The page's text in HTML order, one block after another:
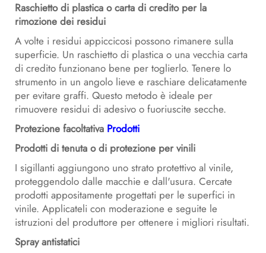
Raschietto di plastica o carta di credito per la
rimozione dei residui
A volte i residui appiccicosi possono rimanere sulla
superficie. Un raschietto di plastica o una vecchia carta
di credito funzionano bene per toglierlo. Tenere lo
strumento in un angolo lieve e raschiare delicatamente
per evitare graffi. Questo metodo è ideale per
rimuovere residui di adesivo o fuoriuscite secche.
Protezione facoltativa Prodotti
Prodotti di tenuta o di protezione per vinili
I sigillanti aggiungono uno strato protettivo al vinile,
proteggendolo dalle macchie e dall'usura. Cercate
prodotti appositamente progettati per le superfici in
vinile. Applicateli con moderazione e seguite le
istruzioni del produttore per ottenere i migliori risultati.
Spray antistatici